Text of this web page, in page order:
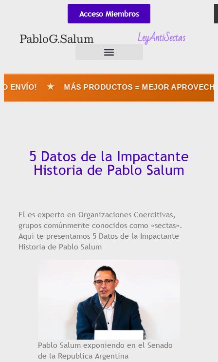
Acceso Miembros
Pablo G. Salum LeyAntiSectas
★ MÁS PRODUCTOS = MEJOR APROVECHÁS
5 Datos de la Impactante
Historia de Pablo Salum
El es experto en Organizaciones Coercitivas,
grupos comúnmente conocidos como «sectas».
Aqui te presentamos 5 Datos de la Impactante
Historia de Pablo Salum
Pablo Salum exponiendo en el Senado
de la Republica Argentina